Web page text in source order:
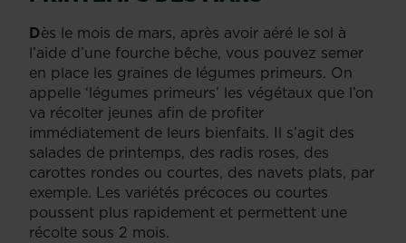
Dès le mois de mars, après avoir aéré le sol à
l’aide d’une fourche bêche, vous pouvez semer
en place les graines de légumes primeurs. On
appelle ‘légumes primeurs’ les végétaux que l’on
va récolter jeunes afin de profiter
immédiatement de leurs bienfaits. Il s’agit des
salades de printemps, des radis roses, des
carottes rondes ou courtes, des navets plats, par
exemple. Les variétés précoces ou courtes
poussent plus rapidement et permettent une
récolte sous 2 mois.